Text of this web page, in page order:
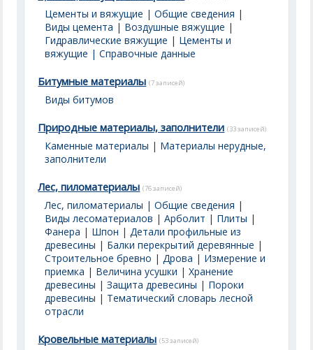
Цементы и вяжущие | Общие сведения |
Виды цемента | Воздушные вяжущие |
Гидравлические вяжущие | Цементы и
вяжущие | Справочные данные
Битумные материалы (7 записей)
Виды битумов
Природные материалы, заполнители (33 записей)
Каменные материалы | Материалы нерудные,
заполнители
Лес, пиломатериалы (76 записей)
Лес, пиломатериалы | Общие сведения |
Виды лесоматериалов |Арболит | Плиты |
Фанера | Шпон |Детали профильные из
древесины | Балки перекрытий деревянные |
Строительное бревно |Дрова | Измерение и
приемка | Величина усушки |Хранение
древесины |Защита древесины | Пороки
древесины | Тематический словарь лесной
отрасли
Кровельные материалы (53 записей)